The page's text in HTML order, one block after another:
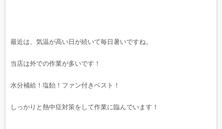
最近は、気温が高い日が続いて毎日暑いですね。
当店は外での作業が多いです！
水分補給！塩飴！ファン付きベスト！
しっかりと熱中症対策をして作業に臨んでいます！